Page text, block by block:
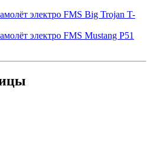
электро FMS Big Trojan T-
электро FMS Mustang P51